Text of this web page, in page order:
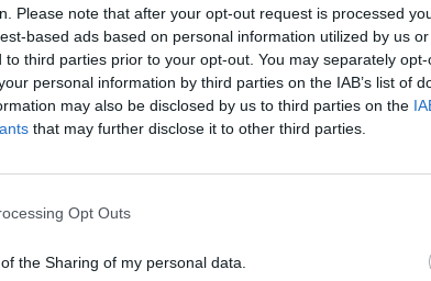
Please note that after your opt-out request is processed
based ads based on personal information utilized by us
to third parties prior to your opt-out. You may separately
personal information by third parties on the IAB’s list of
may also be disclosed by us to third parties on the
that may further disclose it to other third parties.
Opt Outs
the Sharing of my personal data.